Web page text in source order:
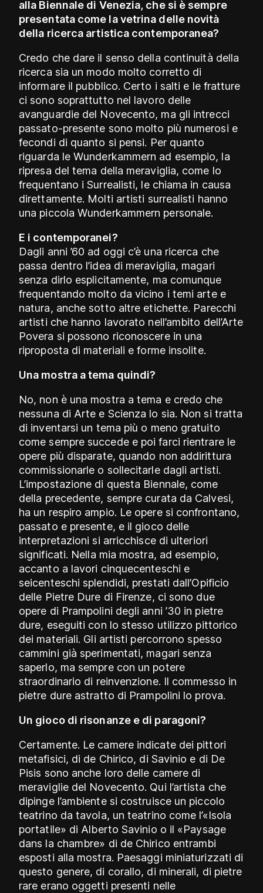
alla Biennale di Venezia, che si è sempre
presentata come la vetrina delle novità
della ricerca artistica contemporanea?
Credo che dare il senso della continuità della
ricerca sia un modo molto corretto di
informare il pubblico. Certo i salti e le fratture
ci sono soprattutto nel lavoro delle
avanguardie del Novecento, ma gli intrecci
passato-presente sono molto più numerosi e
fecondi di quanto si pensi. Per quanto
riguarda le Wunderkammern ad esempio, la
ripresa del tema della meraviglia, come lo
frequentano i Surrealisti, le chiama in causa
direttamente. Molti artisti surrealisti hanno
una piccola Wunderkammern personale.
E i contemporanei?
Dagli anni ’60 ad oggi c’è una ricerca che
passa dentro l’idea di meraviglia, magari
senza dirlo esplicitamente, ma comunque
frequentando molto da vicino i temi arte e
natura, anche sotto altre etichette. Parecchi
artisti che hanno lavorato nell’ambito dell’Arte
Povera si possono riconoscere in una
riproposta di materiali e forme insolite.
Una mostra a tema quindi?
No, non è una mostra a tema e credo che
nessuna di Arte e Scienza lo sia. Non si tratta
di inventarsi un tema più o meno gratuito
come sempre succede e poi farci rientrare le
opere più disparate, quando non addirittura
commissionarle o sollecitarle dagli artisti.
L’impostazione di questa Biennale, come
della precedente, sempre curata da Calvesi,
ha un respiro ampio. Le opere si confrontano,
passato e presente, e il gioco delle
interpretazioni si arricchisce di ulteriori
significati. Nella mia mostra, ad esempio,
accanto a lavori cinquecenteschi e
seicenteschi splendidi, prestati dall’Opificio
delle Pietre Dure di Firenze, ci sono due
opere di Prampolini degli anni ’30 in pietre
dure, eseguiti con lo stesso utilizzo pittorico
dei materiali. Gli artisti percorrono spesso
cammini già sperimentati, magari senza
saperlo, ma sempre con un potere
straordinario di reinvenzione. Il commesso in
pietre dure astratto di Prampolini lo prova.
Un gioco di risonanze e di paragoni?
Certamente. Le camere indicate dei pittori
metafisici, di de Chirico, di Savinio e di De
Pisis sono anche loro delle camere di
meraviglie del Novecento. Qui l’artista che
dipinge l’ambiente si costruisce un piccolo
teatrino da tavola, un teatrino come l’«Isola
portatile» di Alberto Savinio o il «Paysage
dans la chambre» di de Chirico entrambi
esposti alla mostra. Paesaggi miniaturizzati di
questo genere, di corallo, di minerali, di pietre
rare erano oggetti presenti nelle